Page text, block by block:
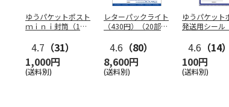
ゆうパケットポスト
ｍｉｎｉ封筒（1個
4.7 （31）
1,000円
(送料別)
レターパックライト
（430円）（20部セ
4.6 （80）
8,600円
(送料別)
ゆうパケット
発送用シール
4.6 （14）
100円
(送料別)